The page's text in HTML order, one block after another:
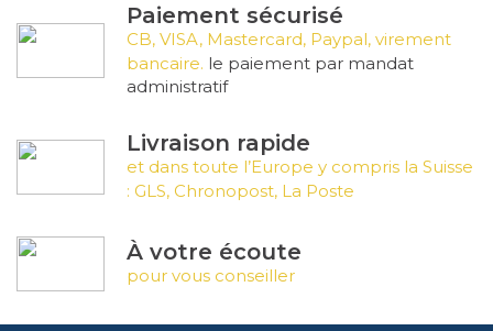
Paiement sécurisé
CB, VISA, Mastercard, Paypal, virement
bancaire. le paiement par mandat
administratif
Livraison rapide
et dans toute l’Europe y compris la Suisse
: GLS, Chronopost, La Poste
À votre écoute
pour vous conseiller